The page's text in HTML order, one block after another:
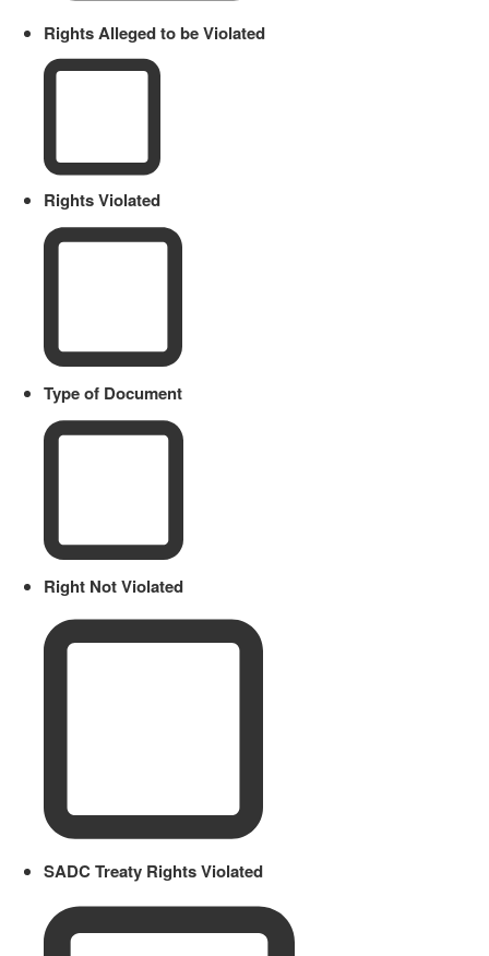
Rights Alleged to be Violated
Rights Violated
Type of Document
Right Not Violated
SADC Treaty Rights Violated